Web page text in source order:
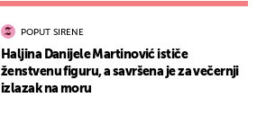
POPUT SIRENE
Haljina Danijele Martinović ističe
ženstvenu figuru, a savršena je za večernji
izlazak na moru